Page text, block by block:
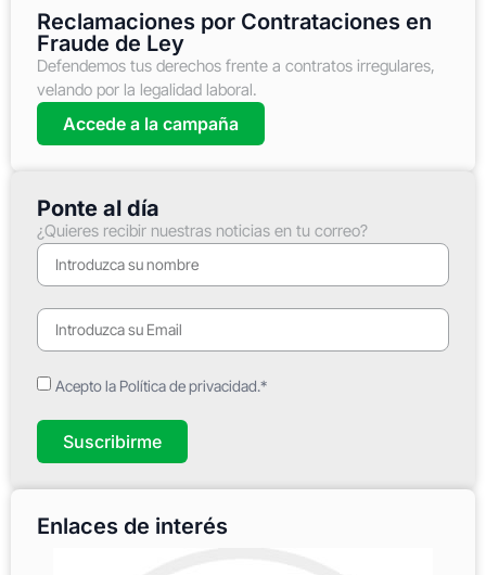
Reclamaciones por Contrataciones en
Fraude de Ley
Defendemos tus derechos frente a contratos irregulares,
velando por la legalidad laboral.
Accede a la campaña
Ponte al día
¿Quieres recibir nuestras noticias en tu correo?
Acepto la Política de privacidad.*
Suscribirme
Enlaces de interés